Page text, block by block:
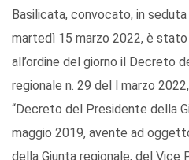
Basilicata, convocato, in
martedì 15 marzo 2022, è
all’ordine del giorno il Decreto
regionale n. 29 del l marzo
“Decreto del Presidente della
maggio 2019, avente ad
della Giunta regionale, del Vice